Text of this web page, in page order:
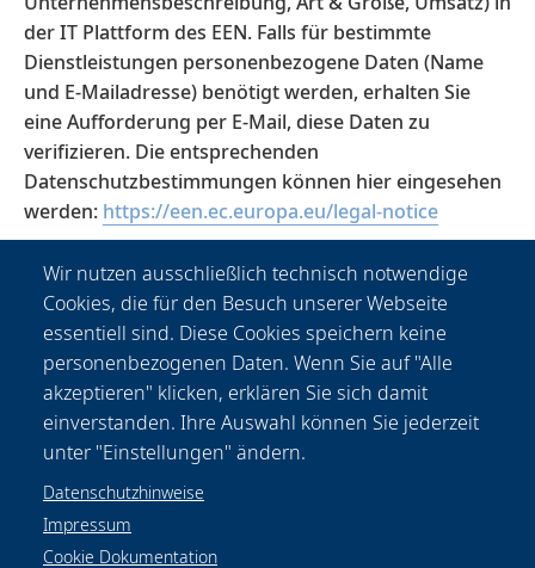
der IT Plattform des EEN. Falls für bestimmte
Dienstleistungen personenbezogene Daten (Name
und E-Mailadresse) benötigt werden, erhalten Sie
eine Aufforderung per E-Mail, diese Daten zu
verifizieren. Die entsprechenden
Datenschutzbestimmungen können hier eingesehen
werden: https://een.ec.europa.eu/legal-notice
Wir nutzen ausschließlich technisch notwendige
Cookies, die für den Besuch unserer Webseite
essentiell sind. Diese Cookies speichern keine
personenbezogenen Daten. Wenn Sie auf "Alle
akzeptieren" klicken, erklären Sie sich damit
einverstanden. Ihre Auswahl können Sie jederzeit
unter "Einstellungen" ändern.
Datenschutzhinweise
Impressum
Cookie Dokumentation